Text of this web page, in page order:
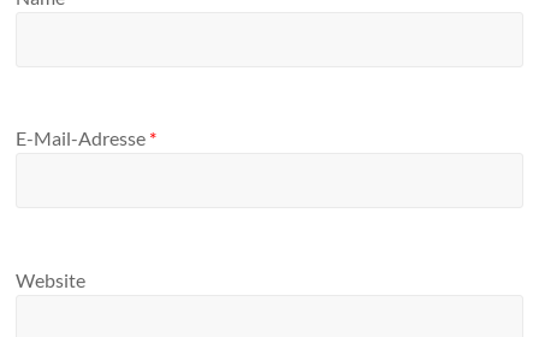
E-Mail-Adresse *
Website